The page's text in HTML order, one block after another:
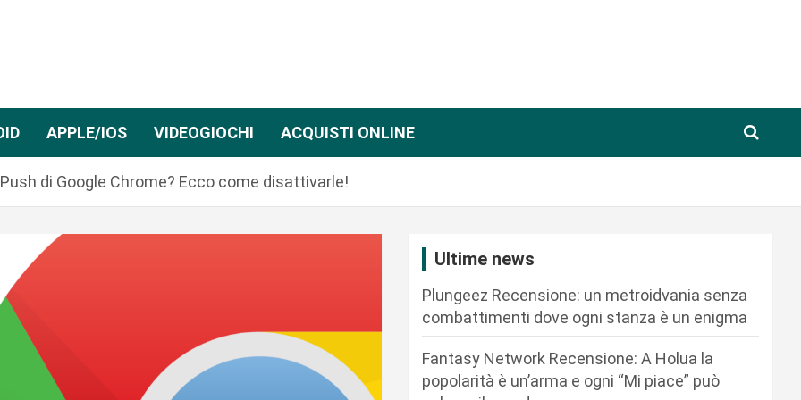
APPLE/IOS VIDEOGIOCHI ACQUISTI ONLINE
di Google Chrome? Ecco come disattivarle!
Ultime news
Plungeez Recensione: un metroidvania senza
combattimenti dove ogni stanza è un enigma
Fantasy Network Recensione: A Holua la
popolarità è un’arma e ogni “Mi piace” può